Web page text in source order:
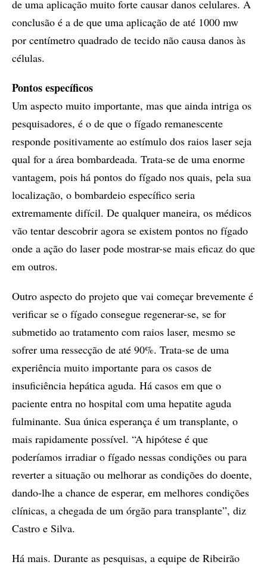
de uma aplicação muito forte causar danos celulares. A
conclusão é a de que uma aplicação de até 1000 mw
por centímetro quadrado de tecido não causa danos às
células.
Pontos específicos
Um aspecto muito importante, mas que ainda intriga os
pesquisadores, é o de que o fígado remanescente
responde positivamente ao estímulo dos raios laser seja
qual for a área bombardeada. Trata-se de uma enorme
vantagem, pois há pontos do fígado nos quais, pela sua
localização, o bombardeio específico seria
extremamente difícil. De qualquer maneira, os médicos
vão tentar descobrir agora se existem pontos no fígado
onde a ação do laser pode mostrar-se mais eficaz do que
em outros.
Outro aspecto do projeto que vai começar brevemente é
verificar se o fígado consegue regenerar-se, se for
submetido ao tratamento com raios laser, mesmo se
sofrer uma ressecção de até 90%. Trata-se de uma
experiência muito importante para os casos de
insuficiência hepática aguda. Há casos em que o
paciente entra no hospital com uma hepatite aguda
fulminante. Sua única esperança é um transplante, o
mais rapidamente possível. “A hipótese é que
poderíamos irradiar o fígado nessas condições ou para
reverter a situação ou melhorar as condições do doente,
dando-lhe a chance de esperar, em melhores condições
clínicas, a chegada de um órgão para transplante”, diz
Castro e Silva.
Há mais. Durante as pesquisas, a equipe de Ribeirão